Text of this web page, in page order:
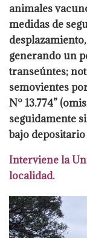
animales
medidas de
desplazamiento,
generando un
transeúntes;
semovientes
N° 13.774”
seguidamente
bajo
Interviene la
localidad.